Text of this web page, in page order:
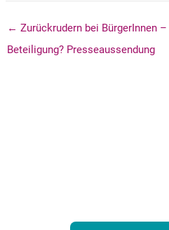
← Zurückrudern bei BürgerInnen –
Beteiligung? Presseaussendung